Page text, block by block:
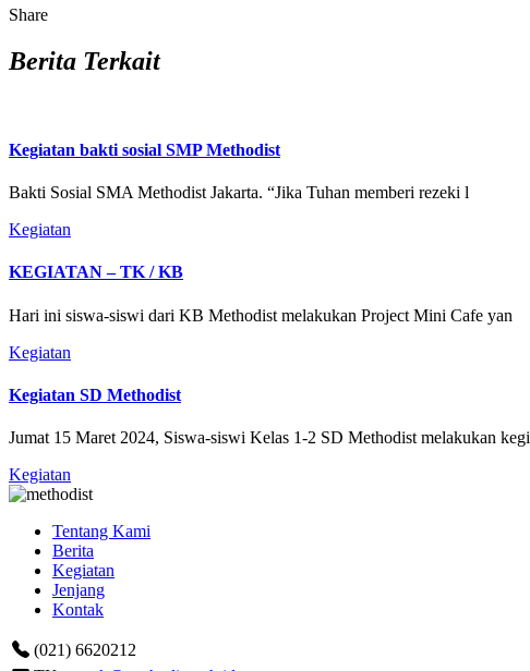
Share
Berita Terkait
Kegiatan bakti sosial SMP Methodist
Bakti Sosial SMA Methodist Jakarta. “Jika Tuhan memberi rezeki l
Kegiatan
KEGIATAN – TK / KB
Hari ini siswa-siswi dari KB Methodist melakukan Project Mini Cafe yan
Kegiatan
Kegiatan SD Methodist
Jumat 15 Maret 2024, Siswa-siswi Kelas 1-2 SD Methodist melakukan kegi
Kegiatan
Tentang Kami
Berita
Kegiatan
Jenjang
Kontak
(021) 6620212